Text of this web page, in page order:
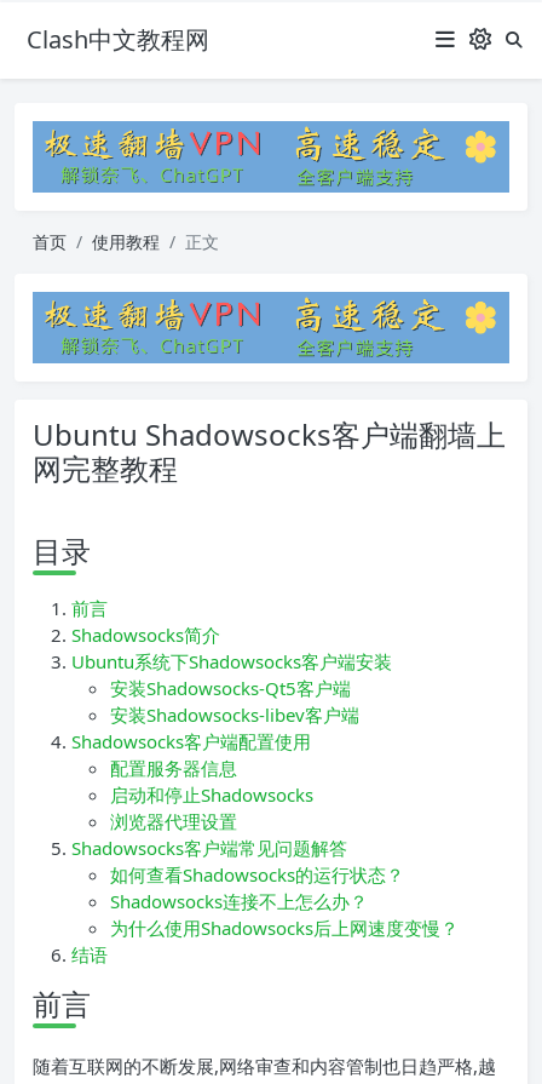
Clash中文教程网
首页 使用教程 正文
Ubuntu Shadowsocks客户端翻墙上
网完整教程
目录
前言
Shadowsocks简介
Ubuntu系统下Shadowsocks客户端安装
安装Shadowsocks-Qt5客户端
安装Shadowsocks-libev客户端
Shadowsocks客户端配置使用
配置服务器信息
启动和停止Shadowsocks
浏览器代理设置
Shadowsocks客户端常见问题解答
如何查看Shadowsocks的运行状态？
Shadowsocks连接不上怎么办？
为什么使用Shadowsocks后上网速度变慢？
结语
前言
随着互联网的不断发展,网络审查和内容管制也日趋严格,越